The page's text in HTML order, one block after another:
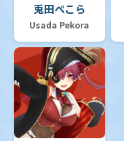
兎田ぺこら
Usada Pekora